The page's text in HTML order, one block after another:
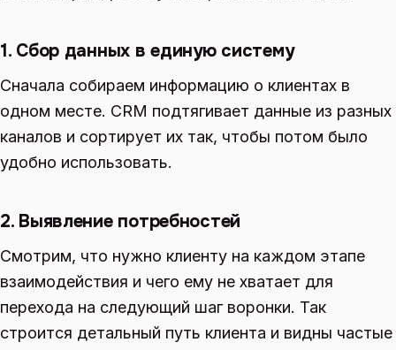
1. Сбор данных в единую систему
Сначала собираем информацию о клиентах в
одном месте. CRM подтягивает данные из разных
каналов и сортирует их так, чтобы потом было
удобно использовать.
2. Выявление потребностей
Смотрим, что нужно клиенту на каждом этапе
взаимодействия и чего ему не хватает для
перехода на следующий шаг воронки. Так
строится детальный путь клиента и видны частые